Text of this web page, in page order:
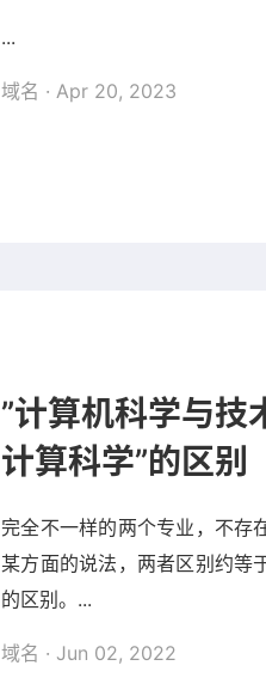
...
域名 · Apr 20, 2023
”计算机科学与技
计算科学”的区别
完全不一样的两个专业，不存
某方面的说法，两者区别约等
的区别。...
域名 · Jun 02, 2022